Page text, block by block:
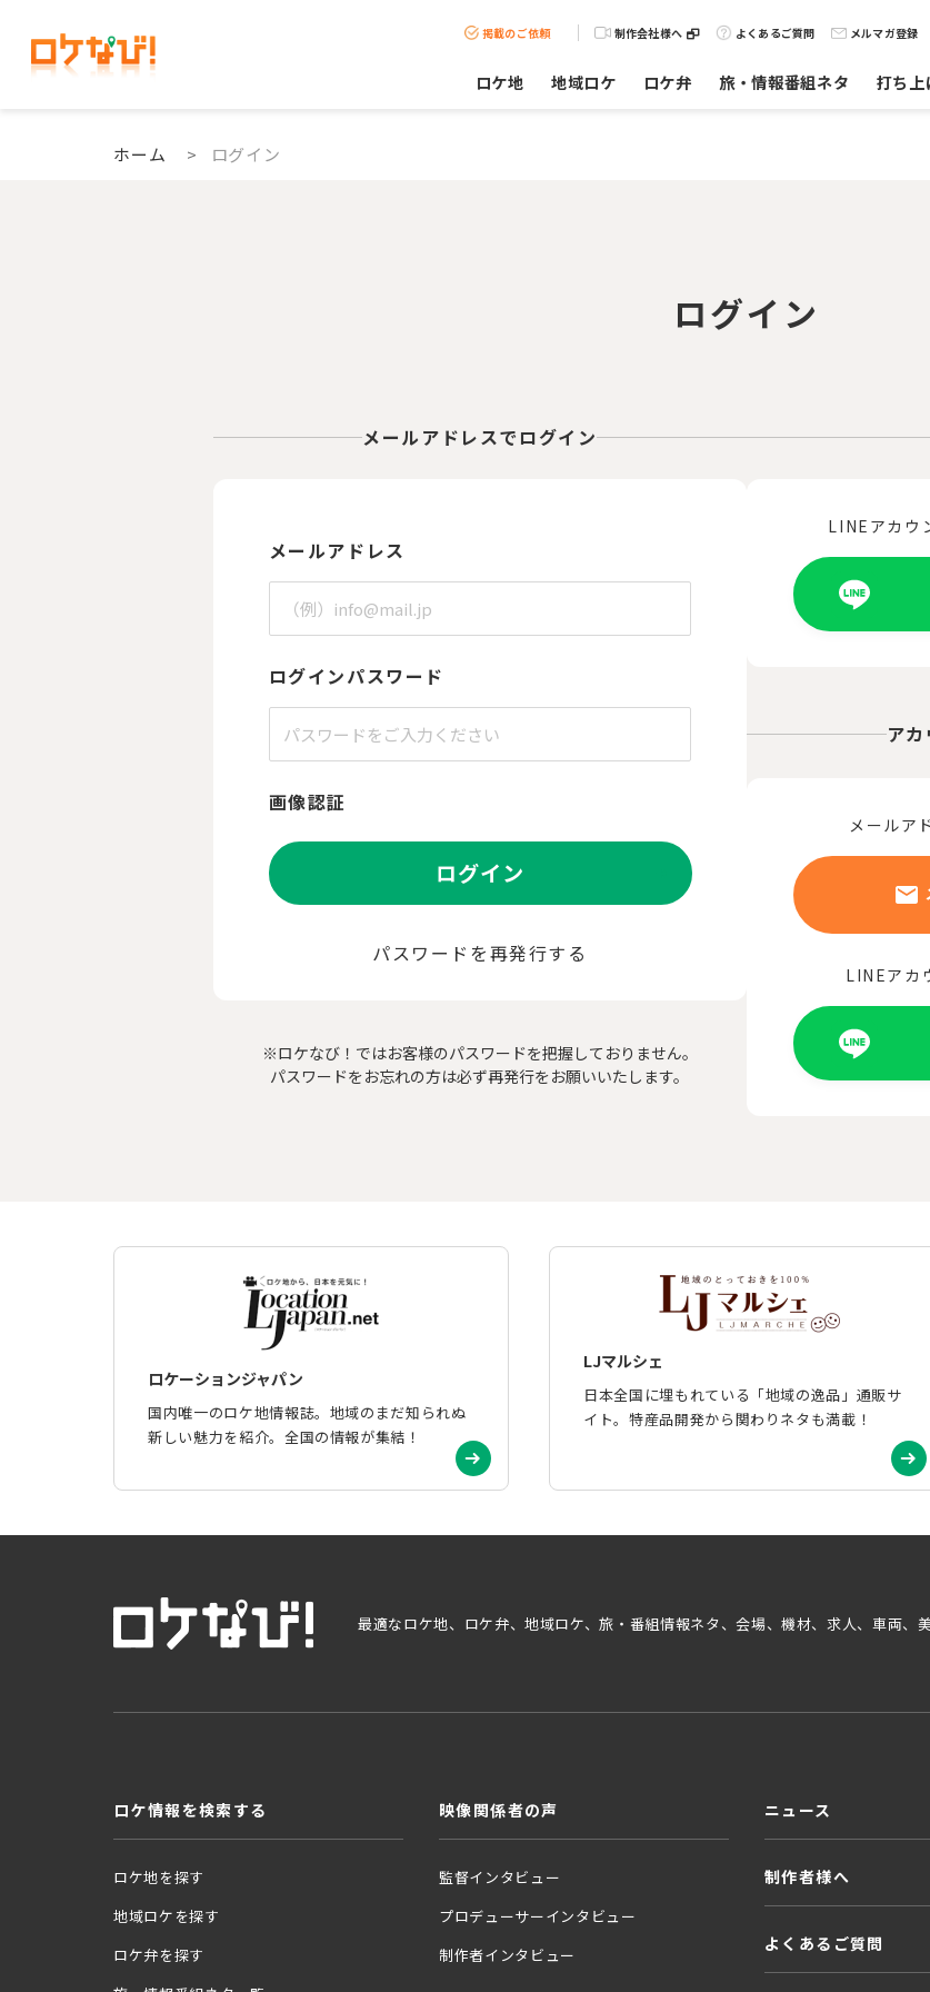
掲載のご依頼 制作会社様へ よくあるご質問 メルマガ登録
ロケ地 地域ロケ ロケ弁 旅・情報番組ネタ 打ち上
ホーム > ログイン
ログイン
メールアドレスでログイン
メールアドレス
ログインパスワード
画像認証
ログイン
パスワードを再発行する
※ロケなび！ではお客様のパスワードを把握しておりません。
パスワードをお忘れの方は必ず再発行をお願いいたします。
LINEアカウ
ア
メールア
LINEアカ
ロケーションジャパン
国内唯一のロケ地情報誌。地域のまだ知られぬ
新しい魅力を紹介。全国の情報が集結！
LJマルシェ
日本全国に埋もれている「地域の逸品」通販サ
イト。特産品開発から関わりネタも満載！
最適なロケ地、ロケ弁、地域ロケ、旅・番組情報ネタ、会場、機材、求人、車両、
ロケ情報を検索する
ロケ地を探す
地域ロケを探す
ロケ弁を探す
映像関係者の声
監督インタビュー
プロデューサーインタビュー
制作者インタビュー
ニュース
制作者様へ
よくあるご質問